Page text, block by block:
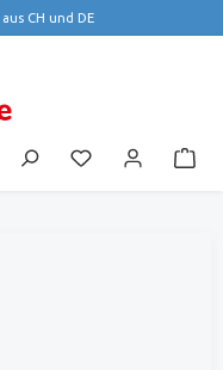
aus CH und DE
Du hast 0